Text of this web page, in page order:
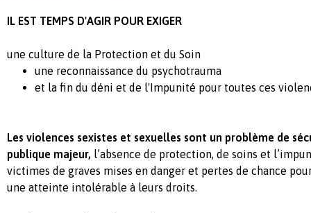
IL EST TEMPS D'AGIR POUR EXIGER
une culture de la Protection et du Soin
une reconnaissance du psychotrauma
et la fin du déni et de l'Impunité pour toutes ces
Les violences sexistes et sexuelles sont un problème de
publique majeur, l’absence de protection, de soins et
victimes de graves mises en danger et pertes de chance
une atteinte intolérable à leurs droits.